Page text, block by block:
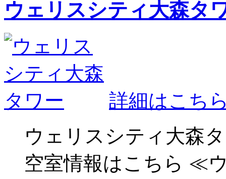
ウェリスシティ大森タ
詳細はこち
ウェリスシティ大森
空室情報はこちら ≪